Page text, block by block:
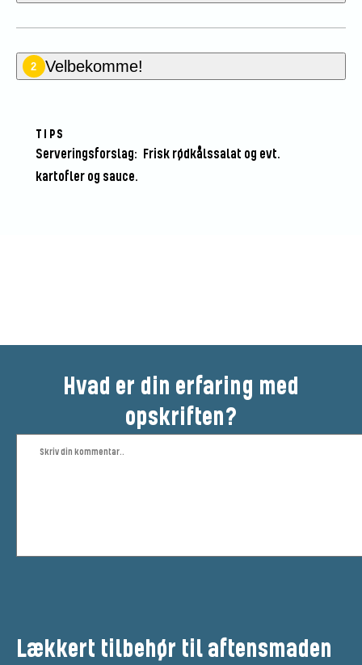
2 Velbekomme!
TIPS
Serveringsforslag: Frisk rødkålssalat og evt.
kartofler og sauce.
Hvad er din erfaring med
opskriften?
Lækkert tilbehør til aftensmaden